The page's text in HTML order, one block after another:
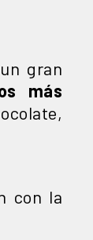
gran
más
con la